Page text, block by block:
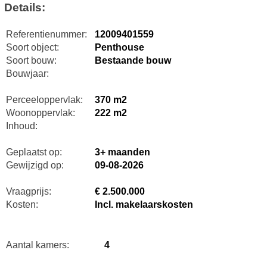
Details:
Referentienummer:
12009401559
Soort object:
Penthouse
Soort bouw:
Bestaande bouw
Bouwjaar:
Perceeloppervlak:
370 m2
Woonoppervlak:
222 m2
Inhoud:
Geplaatst op:
3+ maanden
Gewijzigd op:
09-08-2026
Vraagprijs:
€ 2.500.000
Kosten:
Incl. makelaarskosten
Aantal kamers:
4